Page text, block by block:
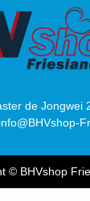
de Jongwei
© BHVshop